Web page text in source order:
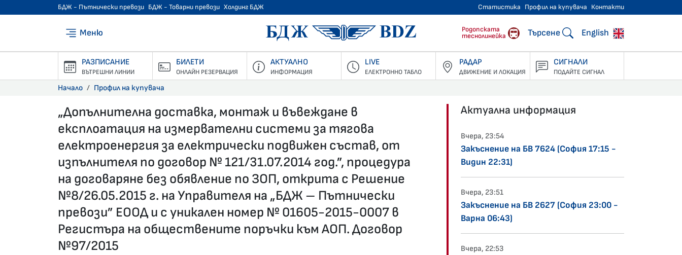
БДЖ - Пътнически превози БДЖ - Товарни превози Холдинг БДЖ Статистика Профил на купувача Контакти
Меню БДЖ - Пътнически превози
Родопската
теснолинейка
Търсене English
РАЗПИСАНИЕ
ВЪТРЕШНИ ЛИНИИ
БИЛЕТИ
ОНЛАЙН РЕЗЕРВАЦИЯ
АКТУАЛНО
ИНФОРМАЦИЯ
LIVE
ЕЛЕКТРОННО ТАБЛО
РАДАР
ДВИЖЕНИЕ И ЛОКАЦИЯ
СИГНАЛИ
ПОДАЙТЕ СИГНАЛ
Начало Профил на купувача
„Допълнителна доставка, монтаж и въвеждане в
експлоатация на измервателни системи за тягова
електроенергия за eлектрически подвижен състав, от
изпълнителя по договор № 121/31.07.2014 год.”, процедура
на договаряне без обявление по ЗОП, открита с Решение
№8/26.05.2015 г. на Управителя на „БДЖ – Пътнически
превози” ЕООД и с уникален номер № 01605-2015-0007 в
Регистъра на обществените поръчки към АОП. Договор
№97/2015
Актуална информация
Вчера, 23:54
Закъснение на БВ 7624 (София 17:15 -
Видин 22:31)
Вчера, 23:51
Закъснение на БВ 2627 (София 23:00 -
Варна 06:43)
Вчера, 22:53